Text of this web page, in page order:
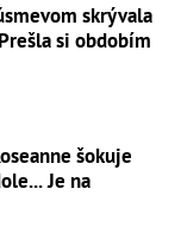
skrývala
si obdobím
šokuje
Je na